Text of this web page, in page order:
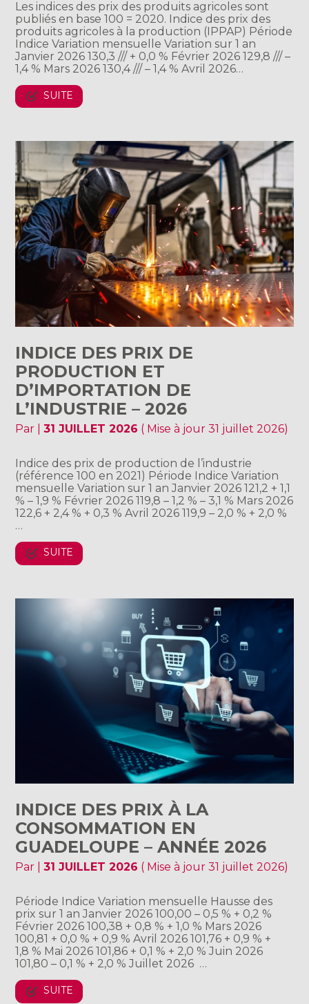
Les indices des prix des produits agricoles sont
publiés en base 100 = 2020. Indice des prix des
produits agricoles à la production (IPPAP) Période
Indice Variation mensuelle Variation sur 1 an
Janvier 2026 130,3 /// + 0,0 % Février 2026 129,8 /// –
1,4 % Mars 2026 130,4 /// – 1,4 % Avril 2026…
SUITE
INDICE DES PRIX DE
PRODUCTION ET
D’IMPORTATION DE
L’INDUSTRIE – 2026
Par |31 JUILLET 2026 ( Mise à jour 31 juillet 2026)
Indice des prix de production de l’industrie
(référence 100 en 2021) Période Indice Variation
mensuelle Variation sur 1 an Janvier 2026 121,2 + 1,1
% – 1,9 % Février 2026 119,8 – 1,2 % – 3,1 % Mars 2026
122,6 + 2,4 % + 0,3 % Avril 2026 119,9 – 2,0 % + 2,0 %
…
SUITE
INDICE DES PRIX À LA
CONSOMMATION EN
GUADELOUPE – ANNÉE 2026
Par |31 JUILLET 2026 ( Mise à jour 31 juillet 2026)
Période Indice Variation mensuelle Hausse des
prix sur 1 an Janvier 2026 100,00 – 0,5 % + 0,2 %
Février 2026 100,38 + 0,8 % + 1,0 % Mars 2026
100,81 + 0,0 % + 0,9 % Avril 2026 101,76 + 0,9 % +
1,8 % Mai 2026 101,86 + 0,1 % + 2,0 % Juin 2026
101,80 – 0,1 % + 2,0 % Juillet 2026 …
SUITE